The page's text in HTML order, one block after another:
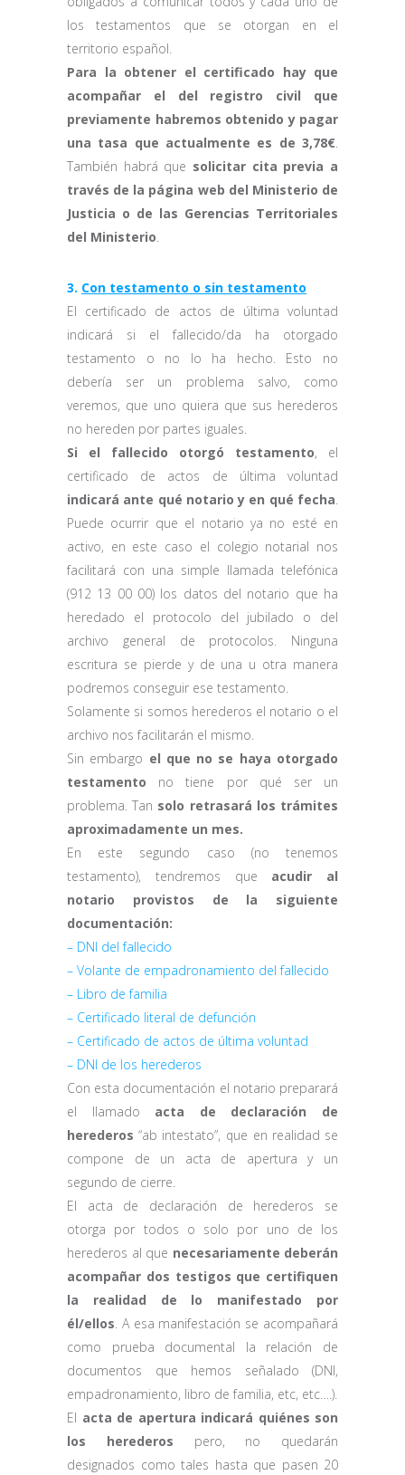
los testamentos que se otorgan en el
territorio español.
Para la obtener el certificado hay que
acompañar el del registro civil que
previamente habremos obtenido y pagar
una tasa que actualmente es de 3,78€.
También habrá que solicitar cita previa a
través de la página web del Ministerio de
Justicia o de las Gerencias Territoriales
del Ministerio.
3. Con testamento o sin testamento
El certificado de actos de última voluntad
indicará si el fallecido/da ha otorgado
testamento o no lo ha hecho. Esto no
debería ser un problema salvo, como
veremos, que uno quiera que sus herederos
no hereden por partes iguales.
Si el fallecido otorgó testamento, el
certificado de actos de última voluntad
indicará ante qué notario y en qué fecha.
Puede ocurrir que el notario ya no esté en
activo, en este caso el colegio notarial nos
facilitará con una simple llamada telefónica
(912 13 00 00) los datos del notario que ha
heredado el protocolo del jubilado o del
archivo general de protocolos. Ninguna
escritura se pierde y de una u otra manera
podremos conseguir ese testamento.
Solamente si somos herederos el notario o el
archivo nos facilitarán el mismo.
Sin embargo el que no se haya otorgado
testamento no tiene por qué ser un
problema. Tan solo retrasará los trámites
aproximadamente un mes.
En este segundo caso (no tenemos
testamento), tendremos que acudir al
notario provistos de la siguiente
documentación:
– DNI del fallecido
– Volante de empadronamiento del fallecido
– Libro de familia
– Certificado literal de defunción
– Certificado de actos de última voluntad
– DNI de los herederos
Con esta documentación el notario preparará
el llamado acta de declaración de
herederos “ab intestato”, que en realidad se
compone de un acta de apertura y un
segundo de cierre.
El acta de declaración de herederos se
otorga por todos o solo por uno de los
herederos al que necesariamente deberán
acompañar dos testigos que certifiquen
la realidad de lo manifestado por
él/ellos. A esa manifestación se acompañará
como prueba documental la relación de
documentos que hemos señalado (DNI,
empadronamiento, libro de familia, etc, etc….).
El acta de apertura indicará quiénes son
los herederos pero, no quedarán
designados como tales hasta que pasen 20